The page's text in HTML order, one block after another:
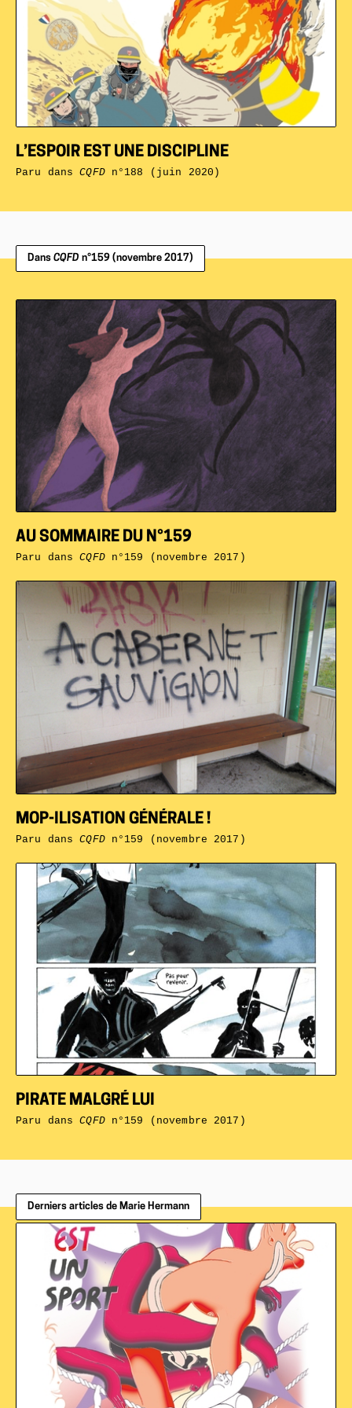
L’ESPOIR EST UNE DISCIPLINE
Paru dansCQFDn°188 (juin 2020)
Dans CQFD n°159 (novembre 2017)
PIRATE MALGRÉ LUI
Paru dansCQFDn°159 (novembre 2017)
MOP-ILISATION GÉNÉRALE !
Paru dansCQFDn°159 (novembre 2017)
AU SOMMAIRE DU N°159
Paru dansCQFDn°159 (novembre 2017)
Derniers articles de Marie Hermann